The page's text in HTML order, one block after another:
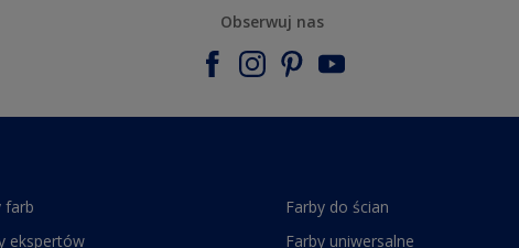
Obserwuj nas
farb
ekspertów
Farby do ścian
Farby uniwersalne